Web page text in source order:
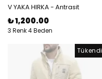
V YAKA HIRKA - Antrasit
₺ 1,200.00
3 Renk 4 Beden
Tükendi